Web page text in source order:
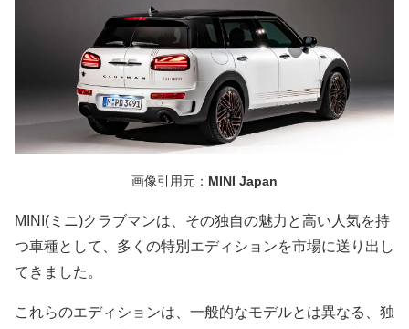
画像引用元： MINI Japan
MINI(ミニ)クラブマンは、その独自の魅力と高い人気を持
つ車種として、多くの特別エディションを市場に送り出し
てきました。
これらのエディションは、一般的なモデルとは異なる、独